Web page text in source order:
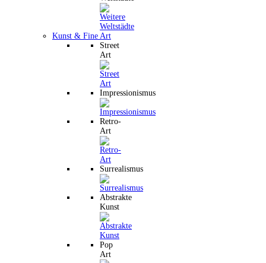
Kunst & Fine Art
Street
Art
Impressionismus
Retro-
Art
Surrealismus
Abstrakte
Kunst
Pop
Art